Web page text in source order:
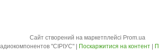
Сайт створений на маркетплейсі Prom.ua
Поскаржитися на контент